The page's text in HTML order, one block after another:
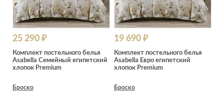
25 290 ₽
Комплект постельного белья
Asabella Семейный египетский
хлопок Premium
Броско
19 690 ₽
Комплект постельного белья
Asabella Евро египетский
хлопок Premium
Броско